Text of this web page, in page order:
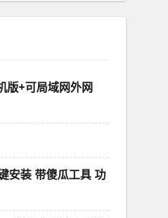
版+可局域网外网
安装 带傻瓜工具 功